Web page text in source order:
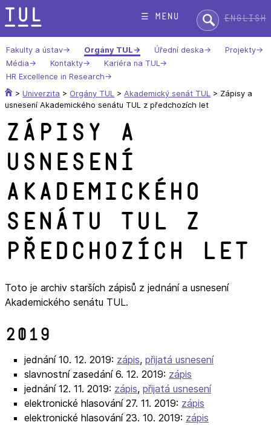
Přeskok
na
text
☰ menu Hledat:English
Fakulty a ústav Orgány TUL Úřední deska
Projekty
Média
Kontakty
Kariéra na TUL
HR Excellence in Research
> Univerzita > Orgány TUL > Akademický senát TUL > Zápisy a
usnesení Akademického senátu TUL z předchozích let
Zápisy a
usnesení
Akademického
senátu TUL z
předchozích let
Toto je archiv starších zápisů z jednání a usnesení
Akademického senátu TUL.
2019
jednání 10. 12. 2019: zápis, přijatá usnesení
slavnostní zasedání 6. 12. 2019: zápis
jednání 12. 11. 2019: zápis, přijatá usnesení
elektronické hlasování 27. 11. 2019: zápis
elektronické hlasování 23. 10. 2019: zápis